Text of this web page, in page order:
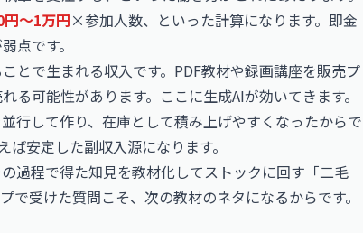
〜1万円×参加人数、といった計算になります。即金
点です。
とで生まれる収入です。PDF教材や録画講座を販売プ
可能性があります。ここに生成AIが効いてきます。
行して作り、在庫として積み上げやすくなったからで
安定した副収入源になります。
過程で得た知見を教材化してストックに回す「二毛
受けた質問こそ、次の教材のネタになるからです。